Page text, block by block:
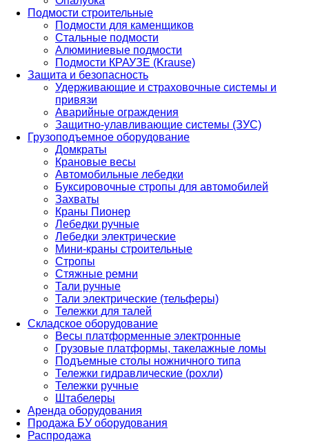
Подмости строительные
Подмости для каменщиков
Стальные подмости
Алюминиевые подмости
Подмости КРАУЗЕ (Krause)
Защита и безопасность
Удерживающие и страховочные системы и
привязи
Аварийные ограждения
Защитно-улавливающие системы (ЗУС)
Грузоподъемное оборудование
Домкраты
Крановые весы
Автомобильные лебедки
Буксировочные стропы для автомобилей
Захваты
Краны Пионер
Лебедки ручные
Лебедки электрические
Мини-краны строительные
Стропы
Стяжные ремни
Тали ручные
Тали электрические (тельферы)
Тележки для талей
Складское оборудование
Весы платформенные электронные
Грузовые платформы, такелажные ломы
Подъемные столы ножничного типа
Тележки гидравлические (рохли)
Тележки ручные
Штабелеры
Аренда оборудования
Продажа БУ оборудования
Распродажа